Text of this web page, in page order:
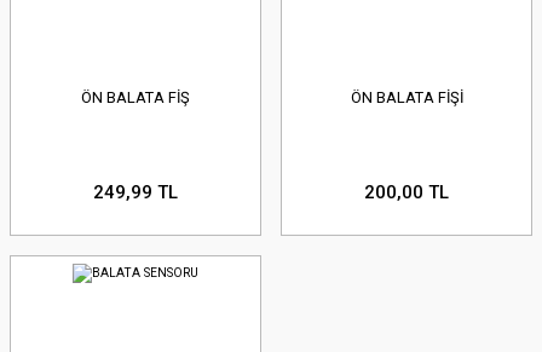
ÖN BALATA FİŞ
249,99 TL
ÖN BALATA FİŞİ
200,00 TL